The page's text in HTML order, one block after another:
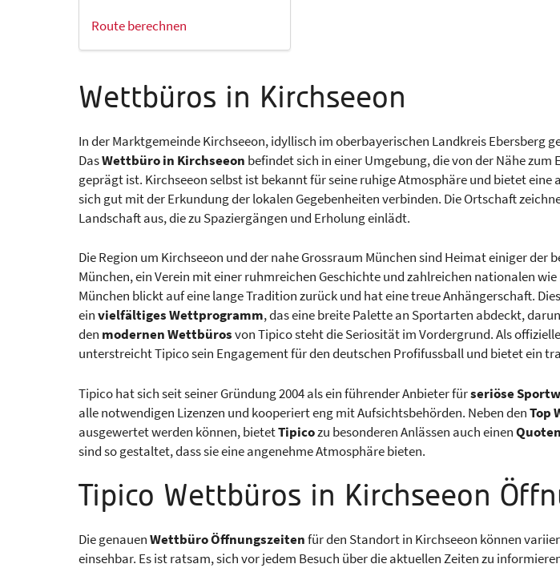
Route berechnen
Wettbüros in Kirchseeon
In der Marktgemeinde Kirchseeon, idyllisch im oberbayerischen Landkreis
DasWettbüro in Kirchseeon befindet sich in einer Umgebung, die von der Nähe
geprägt ist. Kirchseeon selbst ist bekannt für seine ruhige Atmosphäre und bietet eine
sich gut mit der Erkundung der lokalen Gegebenheiten verbinden. Die Ortschaft
Landschaft aus, die zu Spaziergängen und Erholung einlädt.
Die Region um Kirchseeon und der nahe Grossraum München sind Heimat einiger
München, ein Verein mit einer ruhmreichen Geschichte und zahlreichen nationalen
München blickt auf eine lange Tradition zurück und hat eine treue Anhängerschaft.
einvielfältiges Wettprogramm, das eine breite Palette an Sportarten abdeckt,
den modernen Wettbürosvon Tipico steht die Seriosität im Vordergrund. Als
unterstreicht Tipico sein Engagement für den deutschen Profifussball und bietet ein
Tipico hat sich seit seiner Gründung 2004 als ein führender Anbieter fürseriöse
alle notwendigen Lizenzen und kooperiert eng mit Aufsichtsbehörden. Neben denTop
ausgewertet werden können, bietetTipicozu besonderen Anlässen auch einen
sind so gestaltet, dass sie eine angenehme Atmosphäre bieten.
Tipico Wettbüros in Kirchseeon
Die genauenWettbüro Öffnungszeitenfür den Standort in Kirchseeon können
einsehbar. Es ist ratsam, sich vor jedem Besuch über die aktuellen Zeiten zu